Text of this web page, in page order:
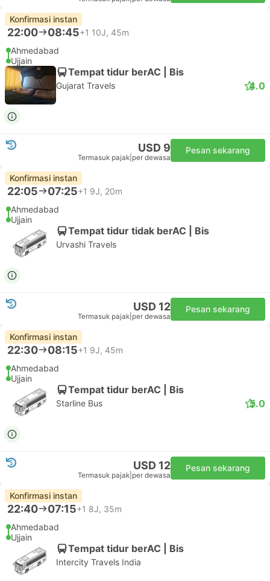
Konfirmasi instan
22:00 08:45+1 10J, 45m
Ahmedabad
Ujjain
Tempat tidur berAC | Bis
Gujarat Travels 4.0
USD 9
Termasuk pajak per dewasa
Pesan sekarang
Konfirmasi instan
22:05 07:25+1 9J, 20m
Ahmedabad
Ujjain
Tempat tidur tidak berAC | Bis
Urvashi Travels
USD 12
Termasuk pajak per dewasa
Pesan sekarang
Konfirmasi instan
22:30 08:15+1 9J, 45m
Ahmedabad
Ujjain
Tempat tidur berAC | Bis
Starline Bus 5.0
USD 12
Termasuk pajak per dewasa
Pesan sekarang
Konfirmasi instan
22:40 07:15+1 8J, 35m
Ahmedabad
Ujjain
Tempat tidur berAC | Bis
Intercity Travels India